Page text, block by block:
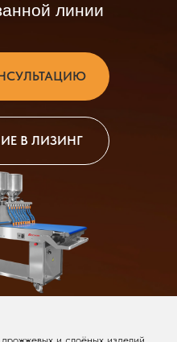
В ЛИЗИНГ
линии